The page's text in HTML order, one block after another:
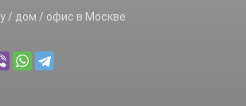
/ дом / офис в Москве